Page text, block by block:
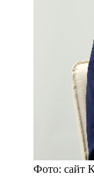
Фото: сайт